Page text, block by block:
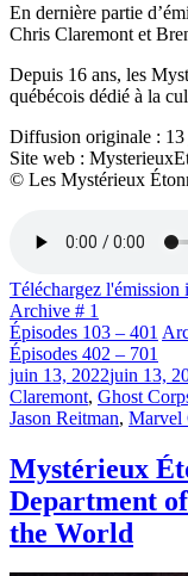
En dernière partie
Chris Claremont et
Depuis 16 ans, les
québécois dédié à la
Diffusion originale :
Site web :
© Les Mystérieux
Téléchargez l'émission
Archive # 1
Épisodes 103 – 401
Épisodes 402 – 701
Publié
le
juin 13, 2022juin 13,
Claremont, Ghost
Jason Reitman, Marvel
Mystérieux
Department
the World